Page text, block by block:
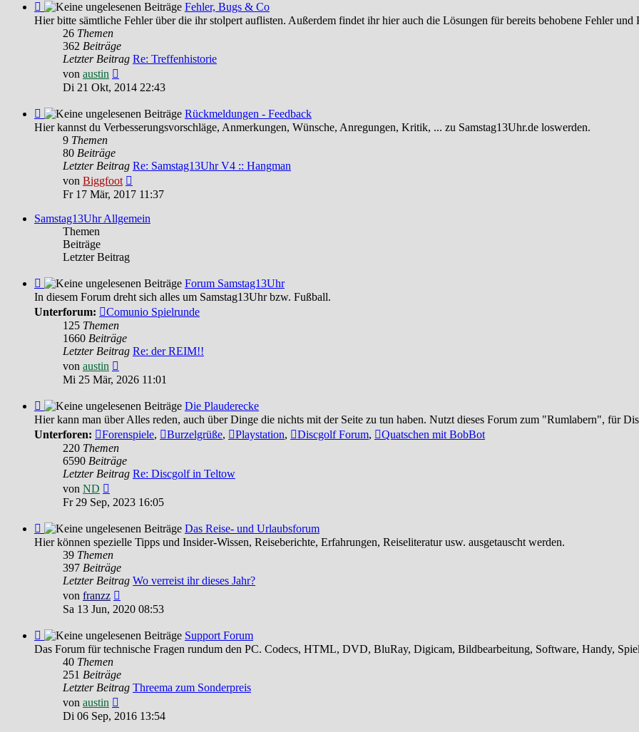
Feed
-
Fehler,
Bugs
Fehler, Bugs & Co
Hier bitte sämtliche Fehler über die ihr stolpert auflisten. Außerdem findet ihr hier auch die Lösungen für bereits behobene Fehler und
26 Themen
362 Beiträge
Letzter Beitrag Re: Treffenhistorie
von austin
Beitrag
Di 21 Okt, 2014 22:43
Feed
-
Rückmeldungen
Feedback
Rückmeldungen - Feedback
Hier kannst du Verbesserungsvorschläge, Anmerkungen, Wünsche, Anregungen, Kritik, ... zu Samstag13Uhr.de loswerden.
9 Themen
80 Beiträge
Letzter Beitrag Re: Samstag13Uhr V4 :: Hangman
von Biggfoot
Beitrag
Fr 17 Mär, 2017 11:37
Samstag13Uhr Allgemein
Themen
Beiträge
Letzter Beitrag
Feed
-
Forum
Samstag13Uhr
Forum Samstag13Uhr
In diesem Forum dreht sich alles um Samstag13Uhr bzw. Fußball.
Unterforum:
Comunio Spielrunde
125 Themen
1660 Beiträge
Letzter Beitrag Re: der REIM!!
von austin
Beitrag
Mi 25 Mär, 2026 11:01
Feed
-
Die
Plauderecke
Die Plauderecke
Hier kann man über Alles reden, auch über Dinge die nichts mit der Seite zu tun haben. Nutzt dieses Forum zum "Rumlabern", für
Unterforen:
Forenspiele, Burzelgrüße, Playstation, Discgolf Forum,
Quatschen mit BobBot
220 Themen
6590 Beiträge
Letzter Beitrag Re: Discgolf in Teltow
von ND
Beitrag
Fr 29 Sep, 2023 16:05
Feed
-
Reise-
Urlaubsforum
Das Reise- und Urlaubsforum
Hier können spezielle Tipps und Insider-Wissen, Reiseberichte, Erfahrungen, Reiseliteratur usw. ausgetauscht werden.
39 Themen
397 Beiträge
Letzter Beitrag Wo verreist ihr dieses Jahr?
von franzz
Beitrag
Sa 13 Jun, 2020 08:53
Feed
-
Support
Forum
Support Forum
Das Forum für technische Fragen rundum den PC. Codecs, HTML, DVD, BluRay, Digicam, Bildbearbeitung, Software, Handy,
40 Themen
251 Beiträge
Letzter Beitrag Threema zum Sonderpreis
von austin
Beitrag
Di 06 Sep, 2016 13:54